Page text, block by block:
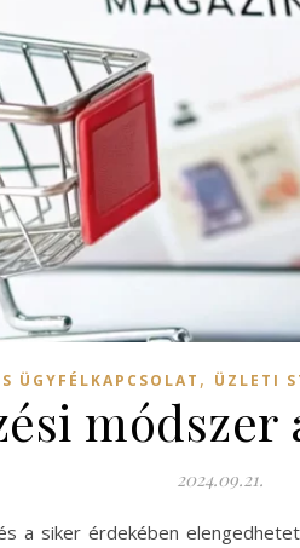
ÜGYFÉLKAPCSOLAT , ÜZLETI
2024.09.21.
a siker érdekében